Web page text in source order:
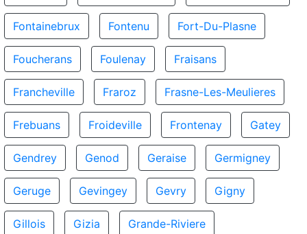
Fontainebrux Fontenu Fort-Du-Plasne
Foucherans Foulenay Fraisans
Francheville Fraroz Frasne-Les-Meulieres
Frebuans Froideville Frontenay Gatey
Gendrey Genod Geraise Germigney
Geruge Gevingey Gevry Gigny
Gillois Gizia Grande-Riviere